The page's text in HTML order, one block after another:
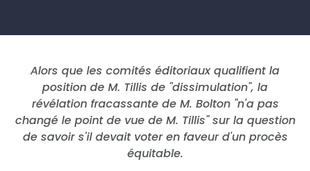
Alors que les comités éditoriaux qualifient la
position de M. Tillis de "dissimulation", la
révélation fracassante de M. Bolton "n'a pas
changé le point de vue de M. Tillis" sur la question
de savoir s'il devait voter en faveur d'un procès
équitable.